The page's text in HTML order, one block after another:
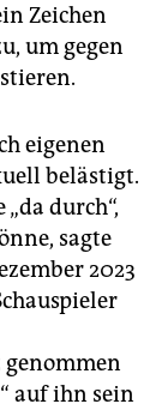
Zeichen
um gegen
eigenen
belästigt.
durch“,
sagte
2023
auf ihn sein